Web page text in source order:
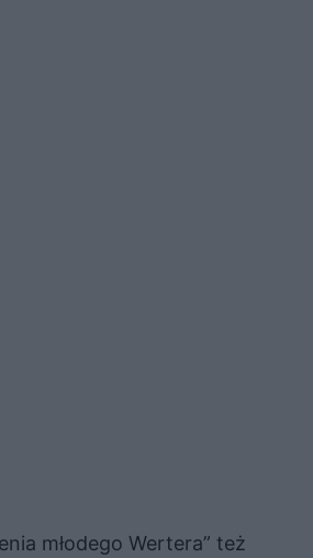
młodego Wertera” też